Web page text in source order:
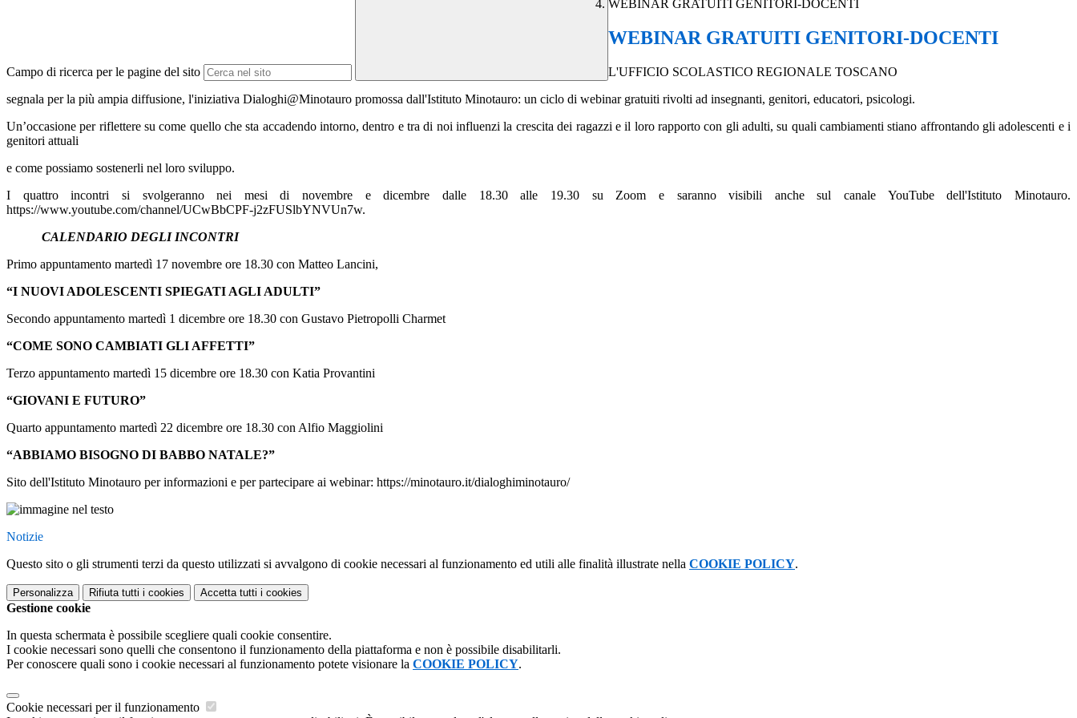
Campo di ricerca per le pagine del sito
WEBINAR GRATUITI GENITORI-DOCENTI
WEBINAR GRATUITI GENITORI-DOCENTI
L'UFFICIO SCOLASTICO REGIONALE TOSCANO
segnala per la più ampia diffusione, l'iniziativa Dialoghi@Minotauro promossa dall'Istituto Minotauro: un ciclo di webinar gratuiti rivolti ad insegnanti, genitori, educatori, psicologi.
Un’occasione per riflettere su come quello che sta accadendo intorno, dentro e tra di noi influenzi la crescita dei ragazzi e il loro rapporto con gli adulti, su quali cambiamenti stiano affrontando gli adolescenti e i
genitori attuali
e come possiamo sostenerli nel loro sviluppo.
I quattro incontri si svolgeranno nei mesi di novembre e dicembre dalle 18.30 alle 19.30 su Zoom e saranno visibili anche sul canale YouTube dell'Istituto Minotauro.
https://www.youtube.com/channel/UCwBbCPF-j2zFUSlbYNVUn7w.
CALENDARIO DEGLI INCONTRI
Primo appuntamento martedì 17 novembre ore 18.30 con Matteo Lancini,
“I NUOVI ADOLESCENTI SPIEGATI AGLI ADULTI”
Secondo appuntamento martedì 1 dicembre ore 18.30 con Gustavo Pietropolli Charmet
“COME SONO CAMBIATI GLI AFFETTI”
Terzo appuntamento martedì 15 dicembre ore 18.30 con Katia Provantini
“GIOVANI E FUTURO”
Quarto appuntamento martedì 22 dicembre ore 18.30 con Alfio Maggiolini
“ABBIAMO BISOGNO DI BABBO NATALE?”
Sito dell'Istituto Minotauro per informazioni e per partecipare ai webinar: https://minotauro.it/dialoghiminotauro/
Notizie
Questo sito o gli strumenti terzi da questo utilizzati si avvalgono di cookie necessari al funzionamento ed utili alle finalità illustrate nella COOKIE POLICY.
Personalizza Rifiuta tutti i cookies Accetta tutti i cookies
Gestione cookie
In questa schermata è possibile scegliere quali cookie consentire.
I cookie necessari sono quelli che consentono il funzionamento della piattaforma e non è possibile disabilitarli.
Per conoscere quali sono i cookie necessari al funzionamento potete visionare la COOKIE POLICY.
Cookie necessari per il funzionamento